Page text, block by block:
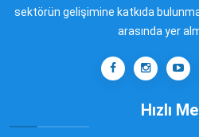
sektörün gelişimine katkıda
arasında yer
Hızlı